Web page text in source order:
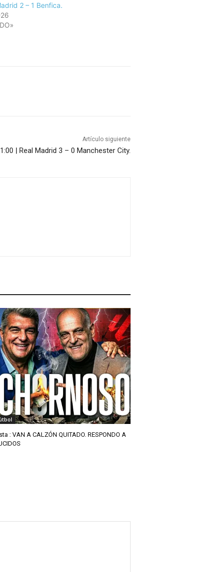
2 – 1 Benfica.
Artículo siguiente
| Real Madrid 3 – 0 Manchester City.
: VAN A CALZÓN QUITADO. RESPONDO A